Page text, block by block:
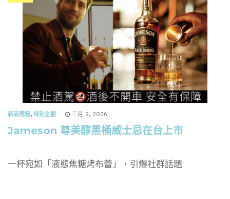
新品開箱, 特別企劃 三月 2, 2026
Jameson 尊美醇黑桶威士忌在台上市
一杯宛如「液態焦糖烤布蕾」，引爆社群話題